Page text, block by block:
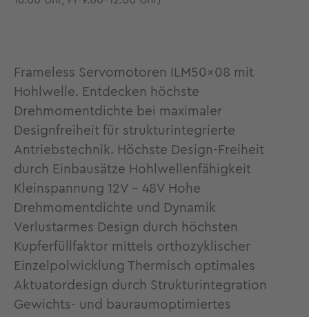
Frameless Servomotoren ILM50x08 mit
Hohlwelle. Entdecken höchste
Drehmomentdichte bei maximaler
Designfreiheit für strukturintegrierte
Antriebstechnik. Höchste Design-Freiheit
durch Einbausätze Hohlwellenfähigkeit
Kleinspannung 12V - 48V Hohe
Drehmomentdichte und Dynamik
Verlustarmes Design durch höchsten
Kupferfüllfaktor mittels orthozyklischer
Einzelpolwicklung Thermisch optimales
Aktuatordesign durch Strukturintegration
Gewichts- und bauraumoptimiertes